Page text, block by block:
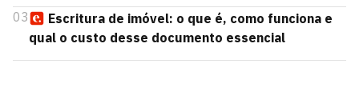
03
Escritura de imóvel: o que é, como funciona e
qual o custo desse documento essencial